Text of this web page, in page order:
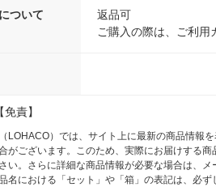
ついて
返品可
ご購入の際は、ご利用
責】
LOHACO）では、サイト上に最新の商品情報
がございます。このため、実際にお届けする
い。さらに詳細な商品情報が必要な場合は、メ
名における「セット」や「箱」の表記は、必